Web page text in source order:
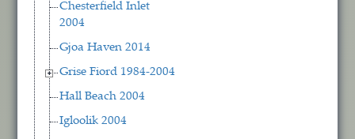
Chesterfield Inlet
2004
Gjoa Haven 2014
Grise Fiord 1984-2004
Hall Beach 2004
Igloolik 2004